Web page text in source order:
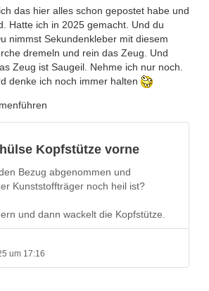
das hier alles schon gepostet habe und
Hatte ich in 2025 gemacht. Und du
nimmst Sekundenkleber mit diesem
dremeln und rein das Zeug. Und
Zeug ist Saugeil. Nehme ich nur noch.
denke ich noch immer halten
Kopfstütze vorne
Bezug abgenommen und
Kunststoffträger noch heil ist?
und dann wackelt die Kopfstütze.
um 17:16